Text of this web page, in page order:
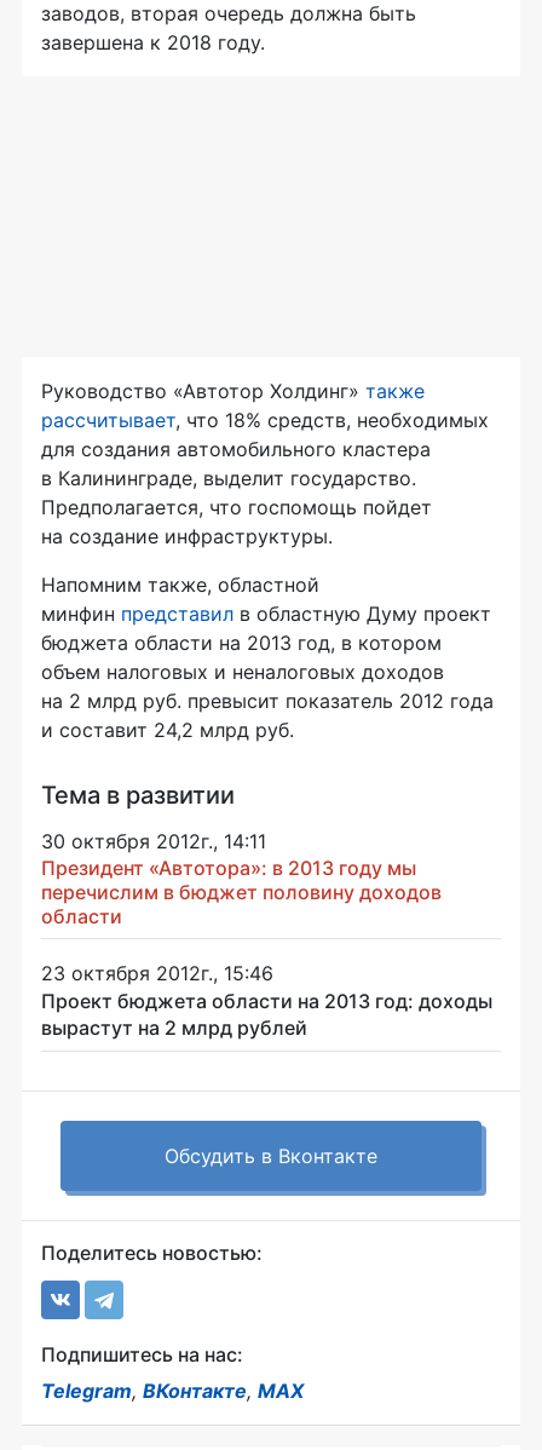
заводов, вторая очередь должна быть
завершена к 2018 году.
Руководство «Автотор Холдинг» также
рассчитывает, что 18% средств, необходимых
для создания автомобильного кластера
в Калининграде, выделит государство.
Предполагается, что госпомощь пойдет
на создание инфраструктуры.
Напомним также, областной
минфин представил в областную Думу проект
бюджета области на 2013 год, в котором
объем налоговых и неналоговых доходов
на 2 млрд руб. превысит показатель 2012 года
и составит 24,2 млрд руб.
Тема в развитии
30 октября 2012г., 14:11
Президент «Автотора»: в 2013 году мы
перечислим в бюджет половину доходов
области
23 октября 2012г., 15:46
Проект бюджета области на 2013 год: доходы
вырастут на 2 млрд рублей
Обсудить в Вконтакте
Поделитесь новостью:
Подпишитесь на нас:
Telegram, ВКонтакте, MAX